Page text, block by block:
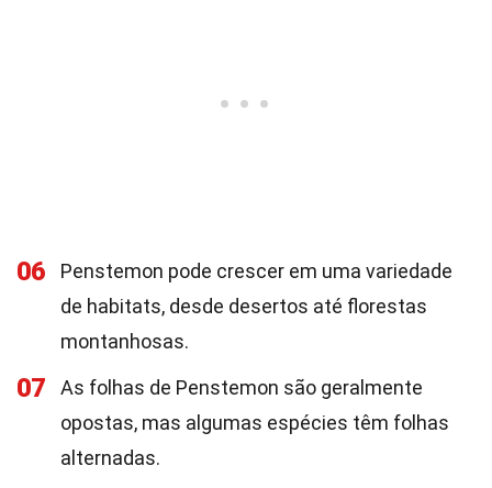
06
Penstemon pode crescer em uma variedade
de habitats, desde desertos até florestas
montanhosas.
07
As folhas de Penstemon são geralmente
opostas, mas algumas espécies têm folhas
alternadas.